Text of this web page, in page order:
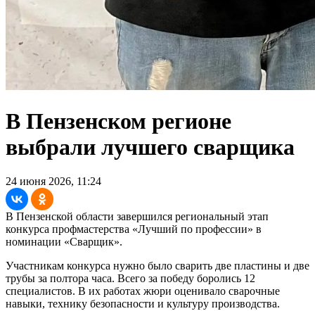
В Пензенском регионе
выбрали лучшего сварщика
24 июня 2026, 11:24
В Пензенской области завершился региональный этап
конкурса профмастерства «Лучший по профессии» в
номинации «Сварщик».
Участникам конкурса нужно было сварить две пластины и две
трубы за полтора часа. Всего за победу боролись 12
специалистов. В их работах жюри оценивало сварочные
навыки, технику безопасности и культуру производства.